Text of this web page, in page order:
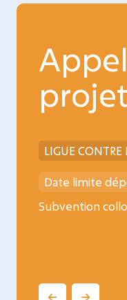
LIGUE CONTRE
Date limite
Subvention